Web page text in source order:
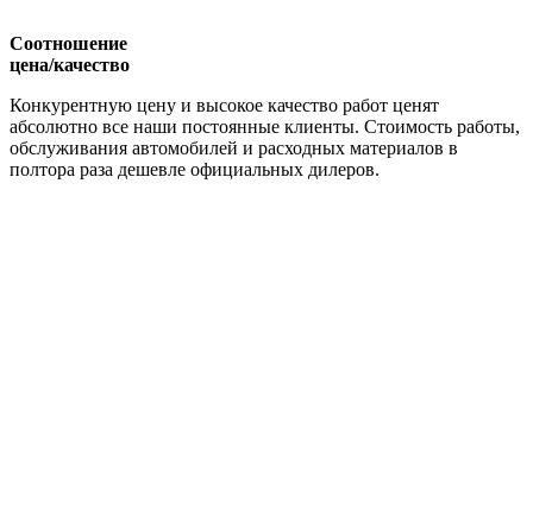
Соотношение
цена/качество
Конкурентную цену и высокое качество работ ценят
абсолютно все наши постоянные клиенты. Стоимость работы,
обслуживания автомобилей и расходных материалов в
полтора раза дешевле официальных дилеров.